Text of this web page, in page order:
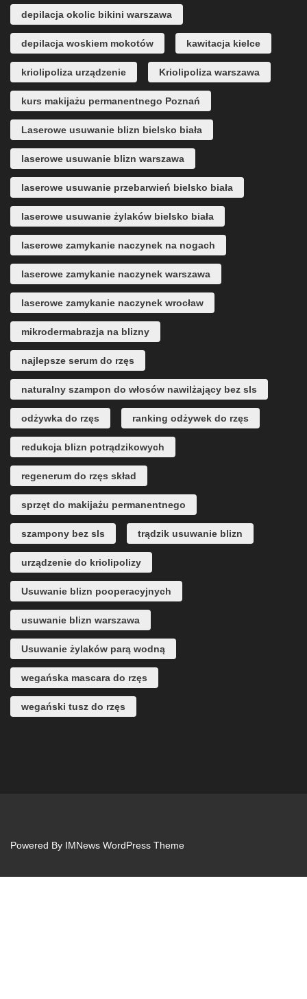
depilacja okolic bikini warszawa
depilacja woskiem mokotów kawitacja kielce
kriolipoliza urządzenie Kriolipoliza warszawa
kurs makijażu permanentnego Poznań
Laserowe usuwanie blizn bielsko biała
laserowe usuwanie blizn warszawa
laserowe usuwanie przebarwień bielsko biała
laserowe usuwanie żylaków bielsko biała
laserowe zamykanie naczynek na nogach
laserowe zamykanie naczynek warszawa
laserowe zamykanie naczynek wrocław
mikrodermabrazja na blizny
najlepsze serum do rzęs
naturalny szampon do włosów nawilżający bez sls
odżywka do rzęs ranking odżywek do rzęs
redukcja blizn potrądzikowych
regenerum do rzęs skład
sprzęt do makijażu permanentnego
szampony bez sls trądzik usuwanie blizn
urządzenie do kriolipolizy
Usuwanie blizn pooperacyjnych
usuwanie blizn warszawa
Usuwanie żylaków parą wodną
wegańska mascara do rzęs
wegański tusz do rzęs
Powered By IMNews WordPress Theme